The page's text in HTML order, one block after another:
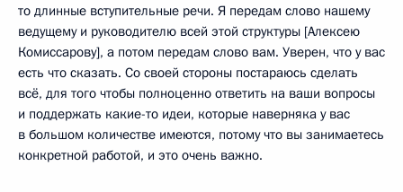
то длинные вступительные речи. Я передам слово нашему
ведущему и руководителю всей этой структуры [Алексею
Комиссарову], а потом передам слово вам. Уверен, что у вас
есть что сказать. Со своей стороны постараюсь сделать
всё, для того чтобы полноценно ответить на ваши вопросы
и поддержать какие-то идеи, которые наверняка у вас
в большом количестве имеются, потому что вы занимаетесь
конкретной работой, и это очень важно.